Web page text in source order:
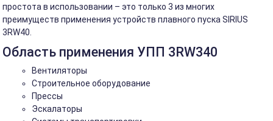
простота в использовании – это только 3 из многих
преимуществ применения устройств плавного пуска SIRIUS
3RW40.
Область применения УПП 3RW340
Вентиляторы
Строительное оборудование
Прессы
Эскалаторы